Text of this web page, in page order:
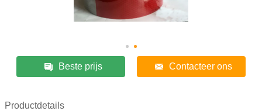
Beste prijs Contacteer ons
Productdetails